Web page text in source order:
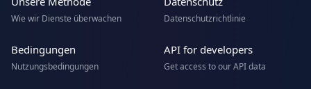
Wie wir Dienste überwachen Datenschutzrichtlinie
Bedingungen
Nutzungsbedingungen
API for developers
Get access to our API data